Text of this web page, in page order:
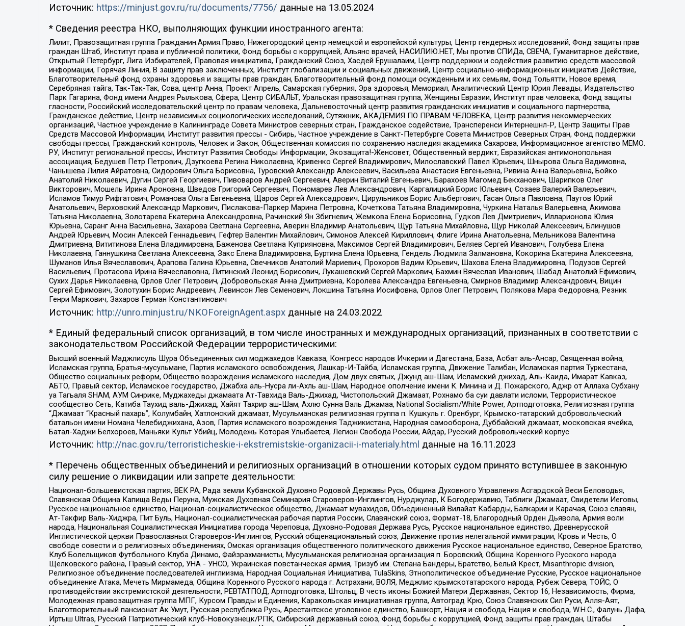
Источник: https://minjust.gov.ru/ru/documents/7756/ данные на 13.05.2024
* Сведения реестра НКО, выполняющих функции иностранного агента:
Лилит, Правозащитная группа Гражданин.Армия.Право, Нижегородский центр немецкой и европейской культуры, Центр гендерных исследований, Фонд защиты прав
граждан Штаб, Институт права и публичной политики, Фонд борьбы с коррупцией, Альянс врачей, НАСИЛИЮ.НЕТ, Мы против СПИДа, СВЕЧА, Гуманитарное действие,
Открытый Петербург, Лига Избирателей, Правовая инициатива, Гражданский Союз, Хасдей Ерушалаим, Центр поддержки и содействия развитию средств массовой
информации, Горячая Линия, В защиту прав заключенных, Институт глобализации и социальных движений, Центр социально-информационных инициатив Действие,
Благотворительный фонд охраны здоровья и защиты прав граждан, Благотворительный фонд помощи осужденным и их семьям, Фонд Тольятти, Новое время,
Серебряная тайга, Так-Так-Так, Сова, центр Анна, Проект Апрель, Самарская губерния, Эра здоровья, Мемориал, Аналитический Центр Юрия Левады, Издательство
Парк Гагарина, Фонд имени Андрея Рылькова, Сфера, Центр СИБАЛЬТ, Уральская правозащитная группа, Женщины Евразии, Институт прав человека, Фонд защиты
гласности, Российский исследовательский центр по правам человека, Дальневосточный центр развития гражданских инициатив и социального партнерства,
Гражданское действие, Центр независимых социологических исследований, Сутяжник, АКАДЕМИЯ ПО ПРАВАМ ЧЕЛОВЕКА, Центр развития некоммерческих
организаций, Частное учреждение в Калининграде Совета Министров северных стран, Гражданское содействие, Трансперенси Интернешнл-Р, Центр Защиты Прав
Средств Массовой Информации, Институт развития прессы - Сибирь, Частное учреждение в Санкт-Петербурге Совета Министров Северных Стран, Фонд поддержки
свободы прессы, Гражданский контроль, Человек и Закон, Общественная комиссия по сохранению наследия академика Сахарова, Информационное агентство МЕМО.
РУ, Институт региональной прессы, Институт Развития Свободы Информации, Экозащита!-Женсовет, Общественный вердикт, Евразийская антимонопольная
ассоциация, Бедушев Петр Петрович, Дзугкоева Регина Николаевна, Кривенко Сергей Владимирович, Милославский Павел Юрьевич, Шнырова Ольга Вадимовна,
Чанышева Лилия Айратовна, Сидорович Ольга Борисовна, Туровский Александр Алексеевич, Васильева Анастасия Евгеньевна, Ривина Анна Валерьевна, Бойко
Анатолий Николаевич, Дугин Сергей Георгиевич, Пивоваров Андрей Сергеевич, Аверин Виталий Евгеньевич, Барахоев Магомед Бекханович, Шарипков Олег
Викторович, Мошель Ирина Ароновна, Шведов Григорий Сергеевич, Пономарев Лев Александрович, Каргалицкий Борис Юльевич, Созаев Валерий Валерьевич,
Исламов Тимур Рифгатович, Романова Ольга Евгеньевна, Щаров Сергей Алексадрович, Цирульников Борис Альбертович, Гасан Ольга Павловна, Паутов Юрий
Анатольевич, Верховский Александр Маркович, Пислакова-Паркер Марина Петровна, Кочеткова Татьяна Владимировна, Чуркина Наталья Валерьевна, Акимова
Татьяна Николаевна, Золотарева Екатерина Александровна, Рачинский Ян Збигневич, Жемкова Елена Борисовна, Гудков Лев Дмитриевич, Илларионова Юлия
Юрьевна, Саранг Анна Васильевна, Захарова Светлана Сергеевна, Аверин Владимир Анатольевич, Щур Татьяна Михайловна, Щур Николай Алексеевич, Блинушов
Андрей Юрьевич, Мосин Алексей Геннадьевич, Гефтер Валентин Михайлович, Симонов Алексей Кириллович, Флиге Ирина Анатольевна, Мельникова Валентина
Дмитриевна, Вититинова Елена Владимировна, Баженова Светлана Куприяновна, Максимов Сергей Владимирович, Беляев Сергей Иванович, Голубева Елена
Николаевна, Ганнушкина Светлана Алексеевна, Закс Елена Владимировна, Буртина Елена Юрьевна, Гендель Людмила Залмановна, Кокорина Екатерина Алексеевна,
Шуманов Илья Вячеславович, Арапова Галина Юрьевна, Свечников Анатолий Мариевич, Прохоров Вадим Юрьевич, Шахова Елена Владимировна, Подузов Сергей
Васильевич, Протасова Ирина Вячеславовна, Литинский Леонид Борисович, Лукашевский Сергей Маркович, Бахмин Вячеслав Иванович, Шабад Анатолий Ефимович,
Сухих Дарья Николаевна, Орлов Олег Петрович, Добровольская Анна Дмитриевна, Королева Александра Евгеньевна, Смирнов Владимир Александрович, Вицин
Сергей Ефимович, Золотухин Борис Андреевич, Левинсон Лев Семенович, Локшина Татьяна Иосифовна, Орлов Олег Петрович, Полякова Мара Федоровна, Резник
Генри Маркович, Захаров Герман Константинович
Источник: http://unro.minjust.ru/NKOForeignAgent.aspxданные на 24.03.2022
* Единый федеральный список организаций, в том числе иностранных и международных организаций, признанных в соответствии с
законодательством Российской Федерации террористическими:
Высший военный Маджлисуль Шура Объединенных сил моджахедов Кавказа, Конгресс народов Ичкерии и Дагестана, База, Асбат аль-Ансар, Священная война,
Исламская группа, Братья-мусульмане, Партия исламского освобождения, Лашкар-И-Тайба, Исламская группа, Движение Талибан, Исламская партия Туркестана,
Общество социальных реформ, Общество возрождения исламского наследия, Дом двух святых, Джунд аш-Шам, Исламский джихад, Аль-Каида, Имарат Кавказ,
АБТО, Правый сектор, Исламское государство, Джабха аль-Нусра ли-Ахль аш-Шам, Народное ополчение имени К. Минина и Д. Пожарского, Аджр от Аллаха Субхану
уа Тагьаля SHAM, АУМ Синрике, Муджахеды джамаата Ат-Тавхида Валь-Джихад, Чистопольский Джамаат, Рохнамо ба суи давлати исломи, Террористическое
сообщество Сеть, Катиба Таухид валь-Джихад, Хайят Тахрир аш-Шам, Ахлю Сунна Валь Джамаа, National Socialism/White Power, Артподготовка, Религиозная группа
“Джамаат “Красный пахарь”, Колумбайн, Хатлонский джамаат, Мусульманская религиозная группа п. Кушкуль г. Оренбург, Крымско-татарский добровольческий
батальон имени Номана Челебиджихана, Азов, Партия исламского возрождения Таджикистана, Народная самооборона, Дуббайский джамаат, московская ячейка,
Батал-Хаджи Белхороев, Маньяки Культ Убийц, Молодёжь Которая Улыбается, Легион Свобода России, Айдар, Русский добровольческий корпус
Источник: http://nac.gov.ru/terroristicheskie-i-ekstremistskie-organizacii-i-materialy.html данные на 16.11.2023
* Перечень общественных объединений и религиозных организаций в отношении которых судом принято вступившее в законную
силу решение о ликвидации или запрете деятельности:
Национал-большевистская партия, ВЕК РА, Рада земли Кубанской Духовно Родовой Державы Русь, Община Духовного Управления Асгардской Веси Беловодья,
Славянская Община Капища Веды Перуна, Мужская Духовная Семинария Староверов-Инглингов, Нурджулар, К Богодержавию, Таблиги Джамаат, Свидетели Иеговы,
Русское национальное единство, Национал-социалистическое общество, Джамаат мувахидов, Объединенный Вилайат Кабарды, Балкарии и Карачая, Союз славян,
Ат-Такфир Валь-Хиджра, Пит Буль, Национал-социалистическая рабочая партия России, Славянский союз, Формат-18, Благородный Орден Дьявола, Армия воли
народа, Национальная Социалистическая Инициатива города Череповца, Духовно-Родовая Держава Русь, Русское национальное единство, Древнерусской
Инглистической церкви Православных Староверов-Инглингов, Русский общенациональный союз, Движение против нелегальной иммиграции, Кровь и Честь, О
свободе совести и о религиозных объединениях, Омская организация общественного политического движения Русское национальное единство, Северное Братство,
Клуб Болельщиков Футбольного Клуба Динамо, Файзрахманисты, Мусульманская религиозная организация п. Боровский, Община Коренного Русского народа
Щелковского района, Правый сектор, УНА - УНСО, Украинская повстанческая армия, Тризуб им. Степана Бандеры, Братство, Белый Крест, Misanthropic division,
Религиозное объединение последователей инглиизма, Народная Социальная Инициатива, TulaSkins, Этнополитическое объединение Русские, Русское национальное
объединение Атака, Мечеть Мирмамеда, Община Коренного Русского народа г. Астрахани, ВОЛЯ, Меджлис крымскотатарского народа, Рубеж Севера, ТОЙС, О
противодействии экстремистской деятельности, РЕВТАТПОД, Артподготовка, Штольц, В честь иконы Божией Матери Державная, Сектор 16, Независимость, Фирма,
Молодежная правозащитная группа МПГ, Курсом Правды и Единения, Каракольская инициативная группа, Автоград Крю, Союз Славянских Сил Руси, Алля-Аят,
Благотворительный пансионат Ак Умут, Русская республика Русь, Арестантское уголовное единство, Башкорт, Нация и свобода, Нация и свобода, W.H.С., Фалунь Дафа,
Иртыш Ultras, Русский Патриотический клуб-Новокузнецк/РПК, Сибирский державный союз, Фонд борьбы с коррупцией, Фонд защиты прав граждан, Штабы